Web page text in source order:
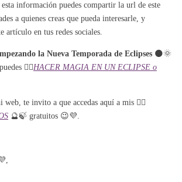
información puedes compartir la url de este
a quienes creas que pueda interesarle, y
artículo en tus redes sociales.
la Nueva Temporada de Eclipses 🌑🌞
👉🏼HACER MAGIA EN UN ECLIPSE o
te invito a que accedas aquí a mis 👉🏼
🔮🍃 gratuitos 😉💜.